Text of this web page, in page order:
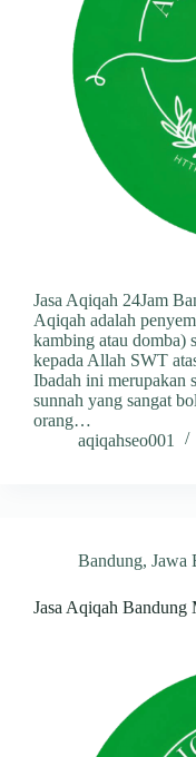
Jasa Aqiqah 24Jam
Aqiqah adalah
kambing atau domba)
kepada Allah SWT
Ibadah ini merupakan
sunnah yang sangat
orang…
aqiqahseo001
Bandung, Jawa
Jasa Aqiqah Bandung